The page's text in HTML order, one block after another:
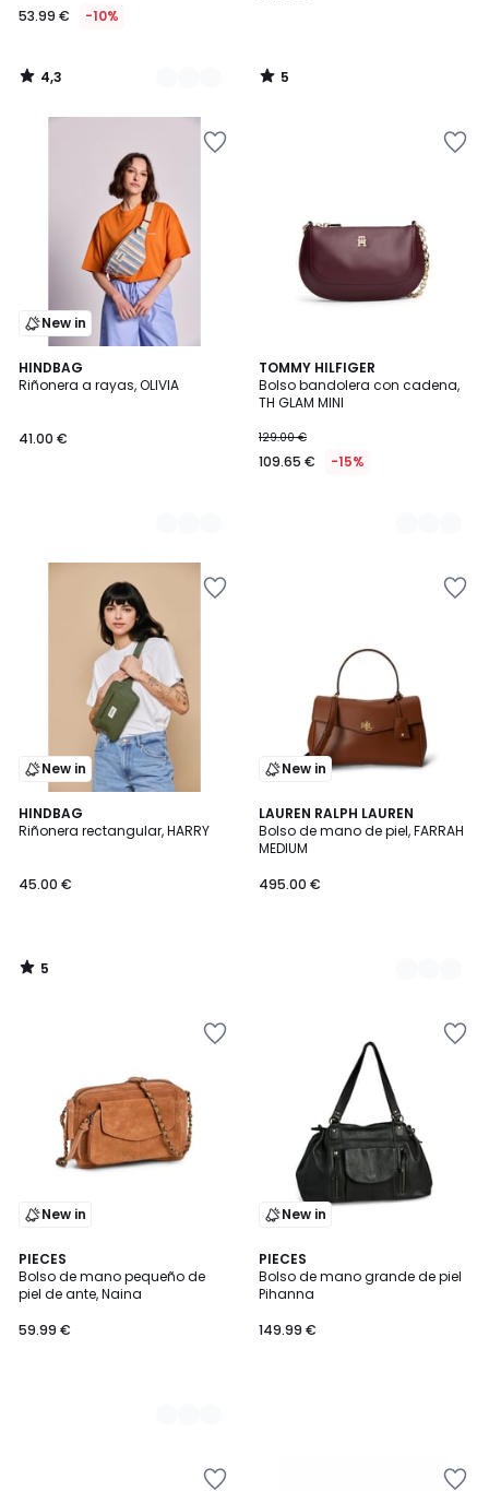
53.99 € -10%
4,3
/
5
/
New in
HINDBAG
Riñonera a rayas, OLIVIA
41.00 €
3
Colores
TOMMY HILFIGER
Bolso bandolera con cadena,
TH GLAM MINI
129.00 €
109.65 € -15%
2
Colores
New in
HINDBAG
Riñonera rectangular, HARRY
45.00 €
5
/
5
/
New in
LAUREN RALPH LAUREN
Bolso de mano de piel, FARRAH
MEDIUM
495.00 €
2
Colores
New in
PIECES
Bolso de mano pequeño de
piel de ante, Naina
59.99 €
2
Colores
New in
PIECES
Bolso de mano grande de piel
Pihanna
149.99 €